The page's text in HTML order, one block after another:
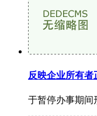
反映企业所有
于暂停办事期间